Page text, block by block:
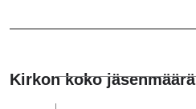
Kirkon koko jäsenmäärä